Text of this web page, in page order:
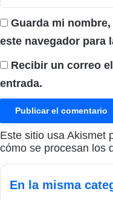
Guarda mi
este navegador para
Recibir un correo
entrada.
Este sitio usa Akismet
cómo se procesan los
En la misma